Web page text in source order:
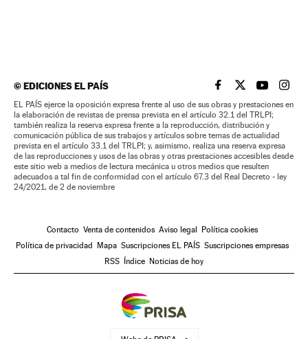
©EDICIONES EL PAÍS EL PAÍS BRASIL EN
EL PAÍSEL PAÍS
EL
EL PAÍS ejerce la oposición expresa frente al uso de sus obras y prestaciones en
la elaboración de revistas de prensa prevista en el artículo 32.1 del TRLPI;
también realiza la reserva expresa frente a la reproducción, distribución y
comunicación pública de sus trabajos y artículos sobre temas de actualidad
prevista en el artículo 33.1 del TRLPI; y, asimismo, realiza una reserva expresa
de las reproducciones y usos de las obras y otras prestaciones accesibles desde
este sitio web a medios de lectura mecánica u otros medios que resulten
adecuados a tal fin de conformidad con el artículo 67.3 del Real Decreto - ley
24/2021, de 2 de noviembre
Contacto Venta de contenidos Aviso legal Política cookies
Política de privacidad Mapa Suscripciones EL PAÍS Suscripciones empresas
RSS Índice Noticias de hoy